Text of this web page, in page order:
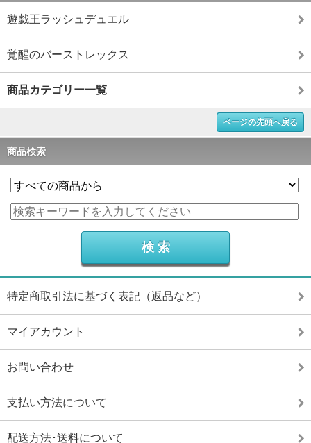
遊戯王ラッシュデュエル
覚醒のバーストレックス
商品カテゴリー一覧
ページの先頭へ戻る
商品検索
特定商取引法に基づく表記（返品など）
マイアカウント
お問い合わせ
支払い方法について
配送方法･送料について